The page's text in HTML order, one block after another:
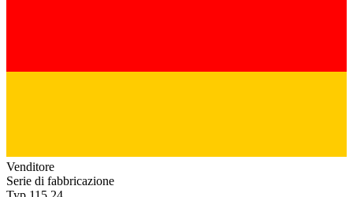
Venditore
Serie di fabbricazione